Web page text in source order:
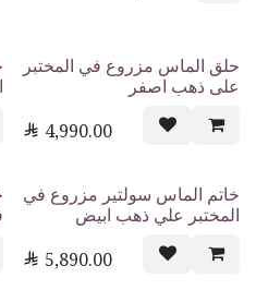
حلق الماس مزروع في المختبر
على ذهب اصفر
 4,990.00
خاتم الماس سولتير مزروع في
المختبر علي ذهب ابيض
 5,890.00